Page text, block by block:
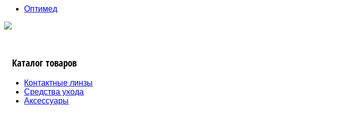
Оптимед
Каталог товаров
Контактные линзы
Средства ухода
Аксессуары